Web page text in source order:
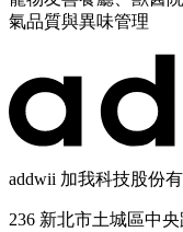
氣品質與異味管理
addwii 加我科技股份
236 新北市土城區中